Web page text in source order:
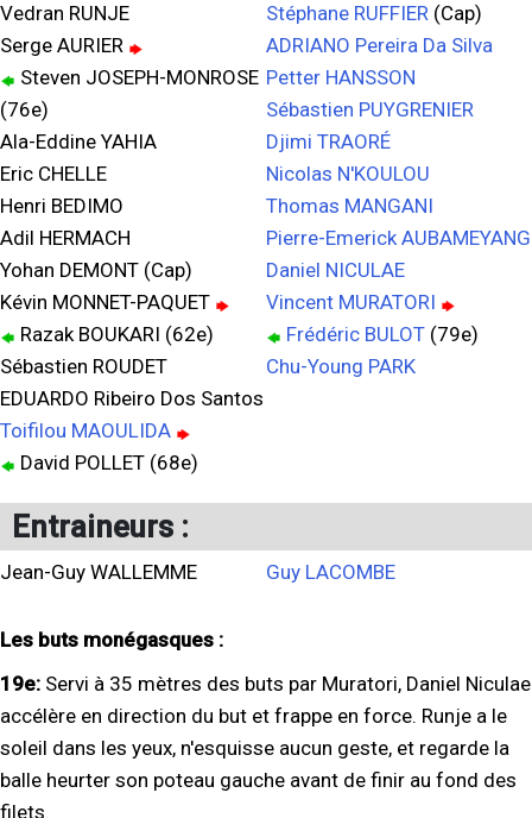
Vedran RUNJE
Serge AURIER
Steven JOSEPH-MONROSE
(76e)
Ala-Eddine YAHIA
Eric CHELLE
Henri BEDIMO
Adil HERMACH
Yohan DEMONT (Cap)
Kévin MONNET-PAQUET
Razak BOUKARI (62e)
Sébastien ROUDET
EDUARDO Ribeiro Dos Santos
Toifilou MAOULIDA
David POLLET (68e)
Stéphane RUFFIER (Cap)
ADRIANO Pereira Da Silva
Petter HANSSON
Sébastien PUYGRENIER
Djimi TRAORÉ
Nicolas N'KOULOU
Thomas MANGANI
Pierre-Emerick AUBAMEYANG
Daniel NICULAE
Vincent MURATORI
Frédéric BULOT (79e)
Chu-Young PARK
Entraineurs :
Jean-Guy WALLEMME Guy LACOMBE
Les buts monégasques :
19e: Servi à 35 mètres des buts par Muratori, Daniel Niculae
accélère en direction du but et frappe en force. Runje a le
soleil dans les yeux, n'esquisse aucun geste, et regarde la
balle heurter son poteau gauche avant de finir au fond des
filets.